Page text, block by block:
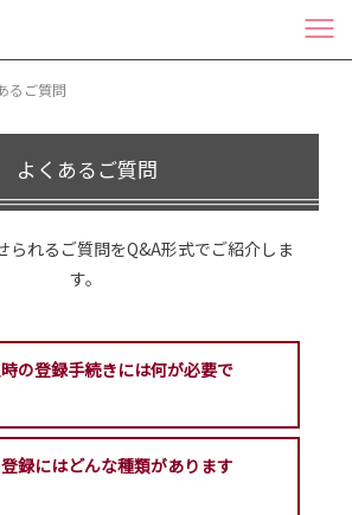
るご質問
よくあるご質問
られるご質問をQ&A形式でご紹介しま
す。
の登録手続きには何が必要で
録にはどんな種類があります